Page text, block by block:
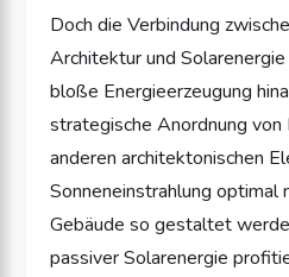
Doch die Verbindung
Architektur und
bloße Energieerzeugung
strategische Anordnung von
anderen architektonischen
Sonneneinstrahlung optimal
Gebäude so gestaltet
passiver Solarenergie